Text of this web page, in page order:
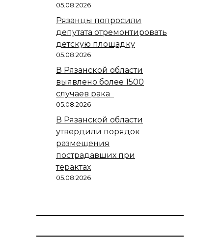
05.08.2026
Рязанцы попросили
депутата отремонтировать
детскую площадку
05.08.2026
В Рязанской области
выявлено более 1500
случаев рака
05.08.2026
В Рязанской области
утвердили порядок
размещения
пострадавших при
терактах
05.08.2026